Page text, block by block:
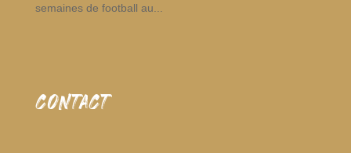
semaines de football au...
CONTACT